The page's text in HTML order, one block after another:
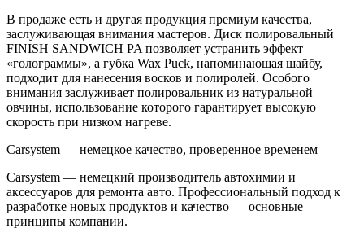
В продаже есть и другая продукция премиум качества,
заслуживающая внимания мастеров. Диск полировальный
FINISH SANDWICH PA позволяет устранить эффект
«голограммы», а губка Wax Puck, напоминающая шайбу,
подходит для нанесения восков и полиролей. Особого
внимания заслуживает полировальник из натуральной
овчины, использование которого гарантирует высокую
скорость при низком нагреве.
Carsystem — немецкое качество, проверенное временем
Carsystem — немецкий производитель автохимии и
аксессуаров для ремонта авто. Профессиональный подход к
разработке новых продуктов и качество — основные
принципы компании.